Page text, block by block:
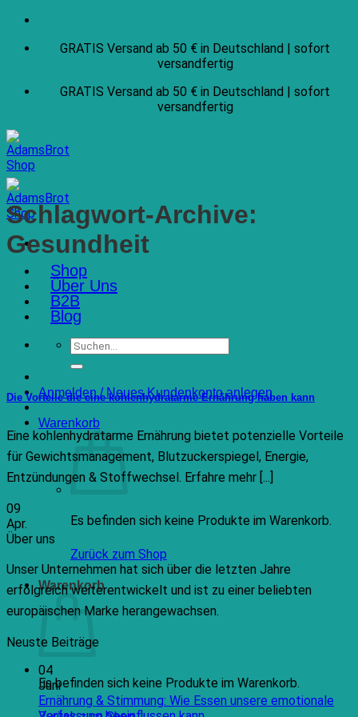
Zum
springen
GRATIS Versand ab 50 € in Deutschland | sofort
versandfertig
GRATIS Versand ab 50 € in Deutschland | sofort
versandfertig
Shop
Über Uns
B2B
Blog
Suchen
nach:
Anmelden / Neues Kundenkonto anlegen
Warenkorb
Es befinden sich keine Produkte im Warenkorb.
Zurück zum Shop
Warenkorb
Es befinden sich keine Produkte im Warenkorb.
Schlagwort-Archive:
Gesundheit
Die Vorteile die eine kohlenhydratarme Ernährung haben kann
Eine kohlenhydratarme Ernährung bietet potenzielle Vorteile
für Gewichtsmanagement, Blutzuckerspiegel, Energie,
Entzündungen & Stoffwechsel. Erfahre mehr [...]
09
Apr.
Über uns
Unser Unternehmen hat sich über die letzten Jahre
erfolgreich weiterentwickelt und ist zu einer beliebten
europäischen Marke herangewachsen.
Neuste Beiträge
04
Juni
Ernährung & Stimmung: Wie Essen unsere emotionale